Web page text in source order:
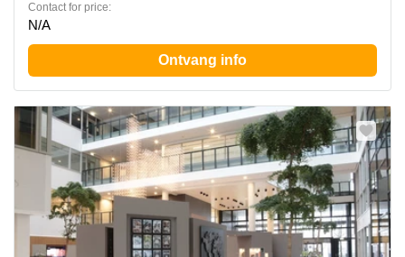
Contact for price:
N/A
Ontvang info